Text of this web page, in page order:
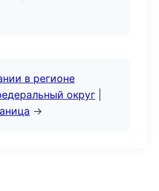
в регионе
округ
→